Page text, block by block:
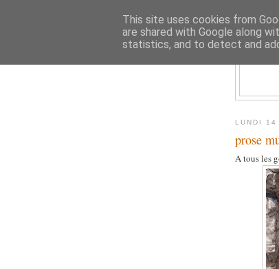
LUNDI
prose
A tous les
This site uses cookies from
are shared with Google along
statistics, and to detect and